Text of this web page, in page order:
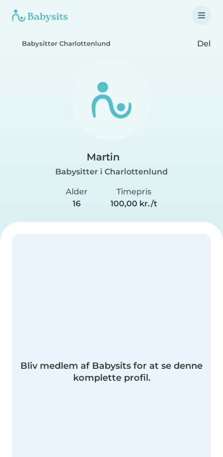
Babysitter Charlottenlund Del
Martin
Babysitter i Charlottenlund
Alder
16
Timepris
100,00 kr./t
Bliv medlem af Babysits for at se denne
komplette profil.